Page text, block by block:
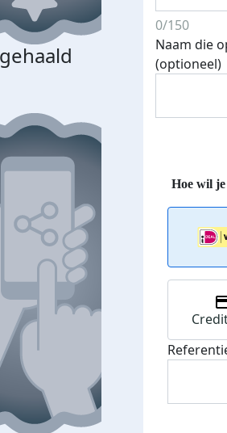
0/150
Naam die
(optioneel)